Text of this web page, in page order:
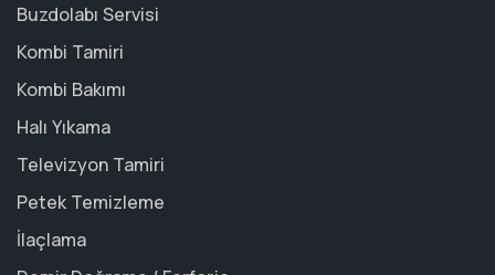
Buzdolabı Servisi
Kombi Tamiri
Kombi Bakımı
Halı Yıkama
Televizyon Tamiri
Petek Temizleme
İlaçlama